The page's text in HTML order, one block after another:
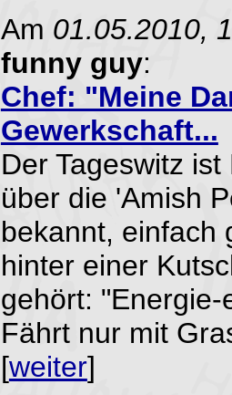
Am 01.05.2010,
funny guy:
Chef: "Meine
Gewerkschaft...
Der Tageswitz
über die 'Amish
bekannt, einfach
hinter einer
gehört:
Fährt nur mit
[weiter]